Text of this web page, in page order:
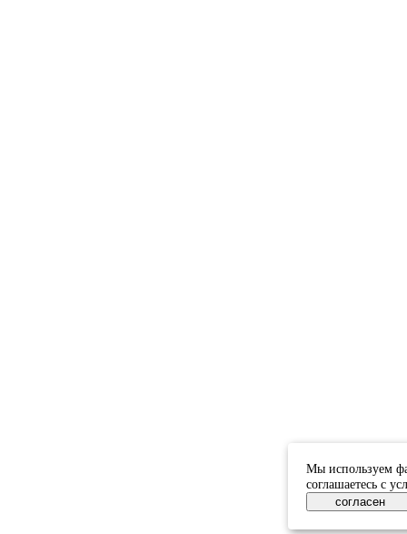
Мы используем
соглашаетесь с
согласен